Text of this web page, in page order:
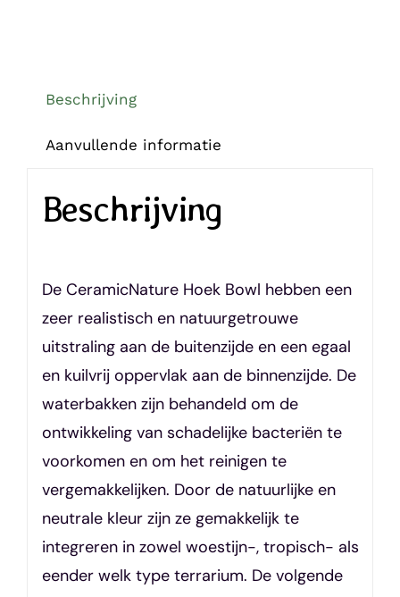
Beschrijving
Aanvullende informatie
Beschrijving
De CeramicNature Hoek Bowl hebben een
zeer realistisch en natuurgetrouwe
uitstraling aan de buitenzijde en een egaal
en kuilvrij oppervlak aan de binnenzijde. De
waterbakken zijn behandeld om de
ontwikkeling van schadelijke bacteriën te
voorkomen en om het reinigen te
vergemakkelijken. Door de natuurlijke en
neutrale kleur zijn ze gemakkelijk te
integreren in zowel woestijn-, tropisch- als
eender welk type terrarium. De volgende